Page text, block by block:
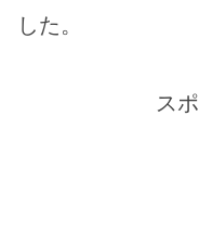
した。
ス